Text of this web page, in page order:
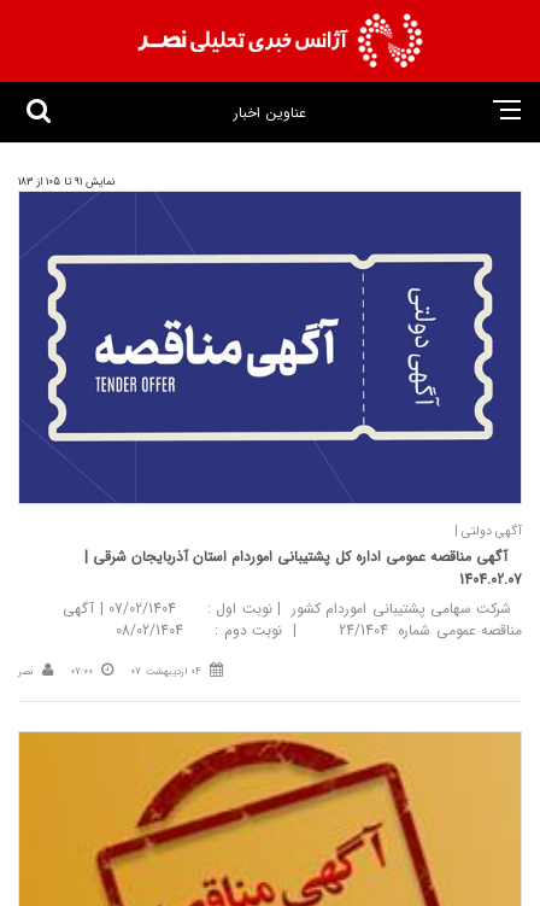
عناوین اخبار
نمایش 91 تا 105 از 183
آگهی دولتی |
آگهی مناقصه عمومی اداره کل پشتیبانی اموردام استان آذربایجان شرقی |
1404.02.07
شرکت سهامی پشتیبانی اموردام کشور | نوبت اول : 07/02/1404 | آگهی
مناقصه عمومی شماره 24/1404 | نوبت دوم : 08/02/1404
04 اردیبهشت 07 07:00 نصر